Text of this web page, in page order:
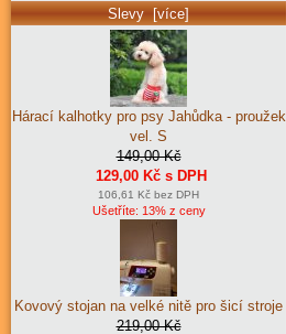
Slevy [více]
Hárací kalhotky pro psy Jahůdka - proužek
vel. S
149,00 Kč
129,00 Kč s DPH
106,61 Kč bez DPH
Ušetříte: 13% z ceny
Kovový stojan na velké nitě pro šicí stroje
219,00 Kč